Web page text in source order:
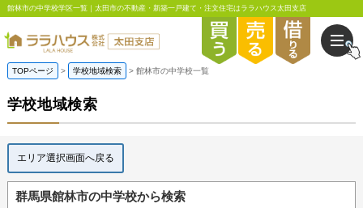
館林市の中学校学区一覧｜太田市の不動産・新築一戸建て・注文住宅はララハウス太田支店
TOPページ 学校地域検索 館林市の中学校一覧
学校地域検索
エリア選択画面へ戻る
群馬県館林市の中学校から検索